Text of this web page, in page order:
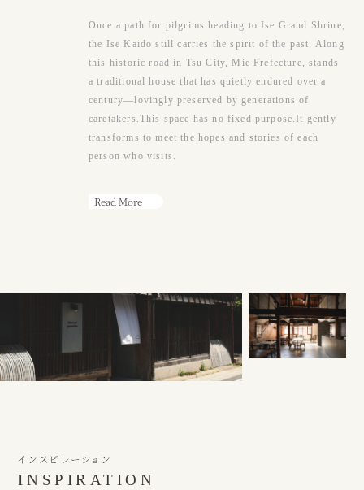
（カフェ）月〜土・祝日 ： 9：00〜17：00
※日曜または17時以降、ウェディング貸切
Once a path for pilgrims heading to Ise Grand Shrine,
the Ise Kaido still carries the spirit of the past. Along
this historic road in Tsu City, Mie Prefecture, stands
a traditional house that has quietly endured over a
century—lovingly preserved by generations of
caretakers.This space has no fixed purpose.It gently
transforms to meet the hopes and stories of each
person who visits.
Read More
インスピレーション
INSPIRATION